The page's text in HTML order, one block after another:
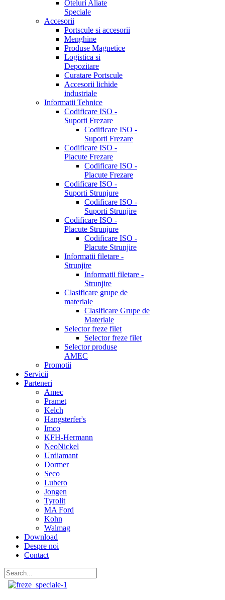
Oteluri Aliate
Speciale
Accesorii
Portscule si accesorii
Menghine
Produse Magnetice
Logistica si
Depozitare
Curatare Portscule
Accesorii lichide
industriale
Informatii Tehnice
Codificare ISO -
Suporti Frezare
Codificare ISO -
Suporti Frezare
Codificare ISO -
Placute Frezare
Codificare ISO -
Placute Frezare
Codificare ISO -
Suporti Strunjure
Codificare ISO -
Suporti Strunjire
Codificare ISO -
Placute Strunjure
Codificare ISO -
Placute Strunjire
Informatii filetare -
Strunjire
Informatii filetare -
Strunjire
Clasificare grupe de
materiale
Clasificare Grupe de
Materiale
Selector freze filet
Selector freze filet
Selector produse
AMEC
Promotii
Servicii
Parteneri
Amec
Pramet
Kelch
Hangsterfer's
Imco
KFH-Hermann
NeoNickel
Urdiamant
Dormer
Seco
Lubero
Jongen
Tyrolit
MA Ford
Kohn
Walmag
Download
Despre noi
Contact